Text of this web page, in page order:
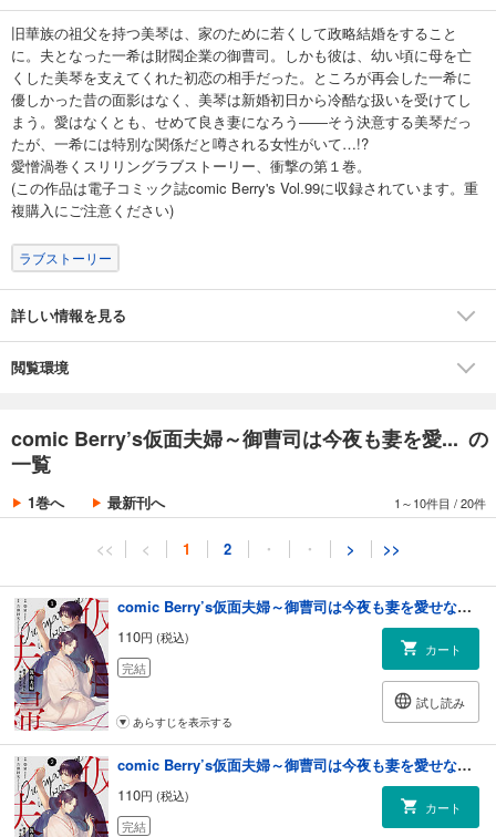
旧華族の祖父を持つ美琴は、家のために若くして政略結婚をすること
に。夫となった一希は財閥企業の御曹司。しかも彼は、幼い頃に母を亡
くした美琴を支えてくれた初恋の相手だった。ところが再会した一希に
優しかった昔の面影はなく、美琴は新婚初日から冷酷な扱いを受けてし
まう。愛はなくとも、せめて良き妻になろう――そう決意する美琴だっ
たが、一希には特別な関係だと噂される女性がいて…!?
愛憎渦巻くスリリングラブストーリー、衝撃の第１巻。
(この作品は電子コミック誌comic Berry's Vol.99に収録されています。重
複購入にご注意ください)
ラブストーリー
詳しい情報を見る
閲覧環境
comic Berry’s仮面夫婦～御曹司は今夜も妻を愛... の
一覧
1巻へ 最新刊へ 1～10件目 /20件
<< < 1 2 ・ ・ > >>
comic Berry’s仮面夫婦～御曹司は今夜も妻を愛せない～1巻
110円 (税込)
完結
カート
試し読み
あらすじを表示する
comic Berry’s仮面夫婦～御曹司は今夜も妻を愛せない～2巻
110円 (税込)
完結
カート